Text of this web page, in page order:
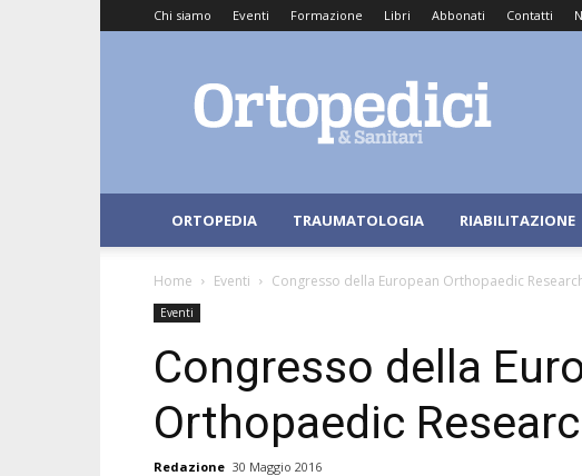
Chi siamo Eventi Formazione Libri Abbonati Contatti
e
Sanitari
ORTOPEDIA TRAUMATOLOGIA RIABILITAZIONE
Home Eventi Congresso della European Orthopaedic
Eventi
Congresso della
Orthopaedic
Redazione 30 Maggio 2016